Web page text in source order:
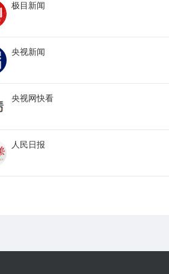
极目新闻
央视新闻
央视网快看
人民日报